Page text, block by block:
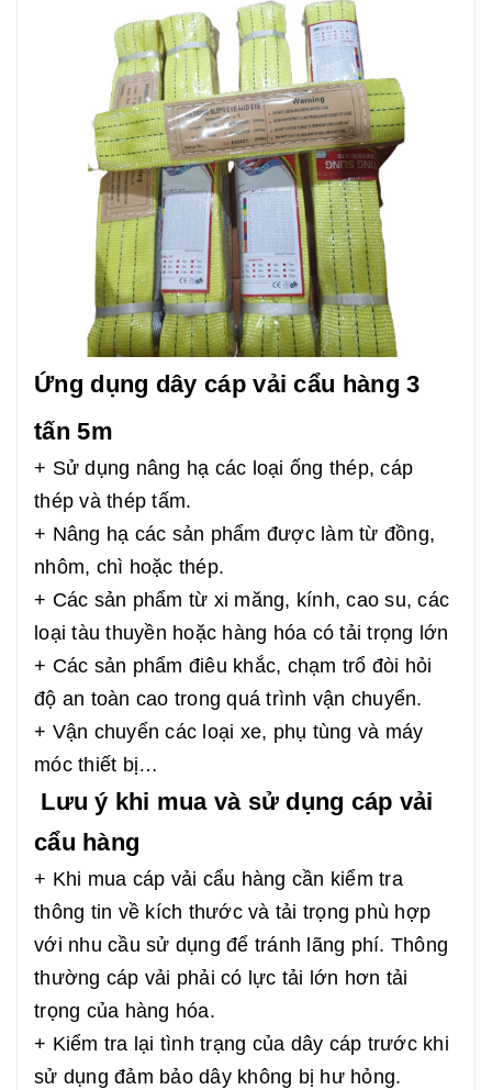
Ứng dụng dây cáp vải cẩu hàng 3
tấn 5m
+ Sử dụng nâng hạ các loại ống thép, cáp
thép và thép tấm.
+ Nâng hạ các sản phẩm được làm từ đồng,
nhôm, chì hoặc thép.
+ Các sản phẩm từ xi măng, kính, cao su, các
loại tàu thuyền hoặc hàng hóa có tải trọng lớn
+ Các sản phẩm điêu khắc, chạm trổ đòi hỏi
độ an toàn cao trong quá trình vận chuyển.
+ Vận chuyển các loại xe, phụ tùng và máy
móc thiết bị…
Lưu ý khi mua và sử dụng cáp vải
cẩu hàng
+ Khi mua cáp vải cẩu hàng cần kiểm tra
thông tin về kích thước và tải trọng phù hợp
với nhu cầu sử dụng để tránh lãng phí. Thông
thường cáp vải phải có lực tải lớn hơn tải
trọng của hàng hóa.
+ Kiểm tra lại tình trạng của dây cáp trước khi
sử dụng đảm bảo dây không bị hư hỏng.